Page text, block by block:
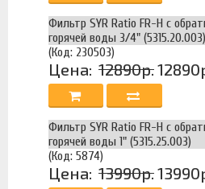
Фильтр SYR Ratio FR-H c
горячей воды 3/4" (5315.20.003)
(Код: 230503)
Цена: 12890р.
Фильтр SYR Ratio FR-H c
горячей воды 1" (5315.25.003)
(Код: 5874)
Цена: 13990р.